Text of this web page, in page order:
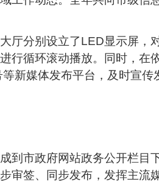
厅分别设立了LED显示屏，
行循环滚动播放。同时，在
新媒体发布平台，及时宣传
到市政府网站政务公开栏目
审签、同步发布，发挥主流